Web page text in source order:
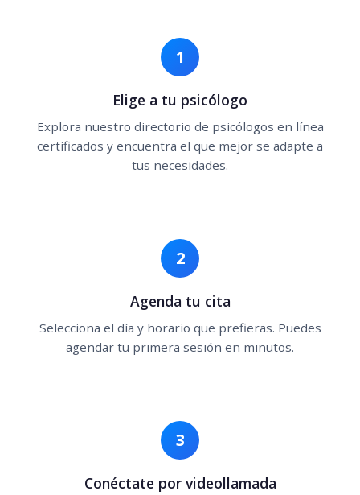
1
Elige a tu psicólogo
Explora nuestro directorio de psicólogos en línea
certificados y encuentra el que mejor se adapte a
tus necesidades.
2
Agenda tu cita
Selecciona el día y horario que prefieras. Puedes
agendar tu primera sesión en minutos.
3
Conéctate por videollamada